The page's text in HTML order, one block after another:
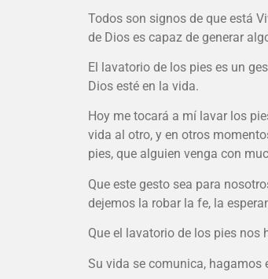
Todos son signos de que está
de Dios es capaz de generar
El lavatorio de los pies es un
Dios esté en la vida.
Hoy me tocará a mí lavar los
vida al otro, y en otros
pies, que alguien venga con
Que este gesto sea para
dejemos la robar la fe, la
Que el lavatorio de los pies nos
Su vida se comunica, hagamos